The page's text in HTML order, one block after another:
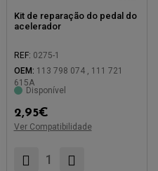
Kit de reparação do pedal do
acelerador
REF: 0275-1
OEM: 113 798 074 , 111 721
615A
Disponível
2,95€
Ver Compatibilidade
Compatível com: